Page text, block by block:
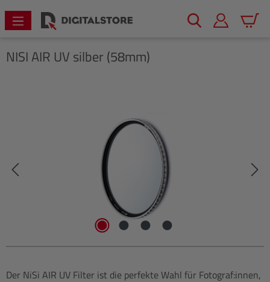
springen
NISIAIR UV silber (58mm)
Der NiSi AIR UV Filter ist die perfekte Wahl für Fotograf:innen,